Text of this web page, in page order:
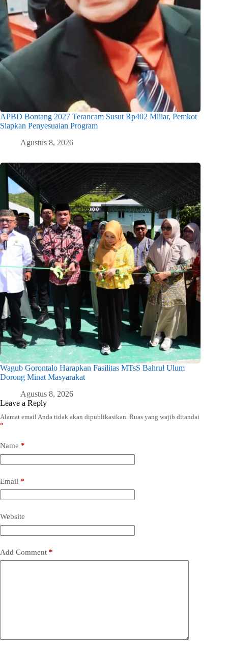
APBD Bontang 2027 Terancam Susut Rp402 Miliar, Pemkot
Siapkan Penyesuaian Program
Agustus 8, 2026
Wagub Gorontalo Harapkan Fasilitas MTsS Bahrul Ulum
Dorong Minat Masyarakat
Agustus 8, 2026
Leave a Reply
Alamat email Anda tidak akan dipublikasikan. Ruas yang wajib ditandai
*
Name *
Email *
Website
Add Comment *